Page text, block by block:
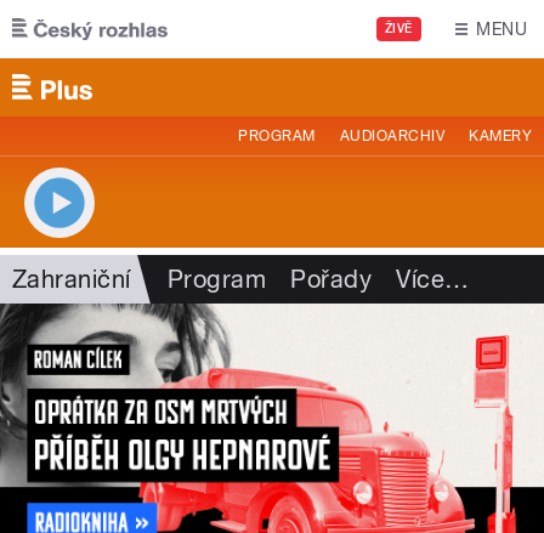
Přejít k hlavnímu obsahu
ŽIVĚ MENU
PROGRAM AUDIOARCHIV KAMERY
Zahraniční Program Pořady Více…